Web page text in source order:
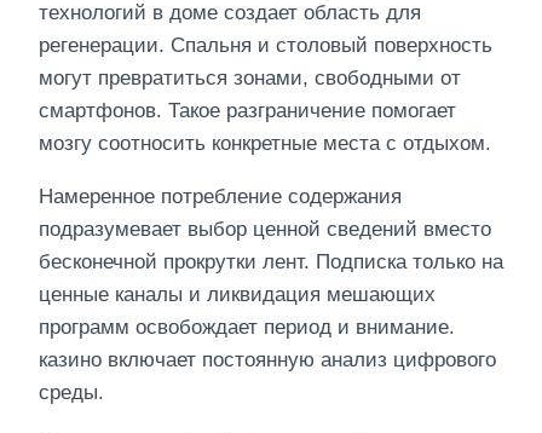
технологий в доме создает область для
регенерации. Спальня и столовый поверхность
могут превратиться зонами, свободными от
смартфонов. Такое разграничение помогает
мозгу соотносить конкретные места с отдыхом.
Намеренное потребление содержания
подразумевает выбор ценной сведений вместо
бесконечной прокрутки лент. Подписка только на
ценные каналы и ликвидация мешающих
программ освобождает период и внимание.
казино включает постоянную анализ цифрового
среды.